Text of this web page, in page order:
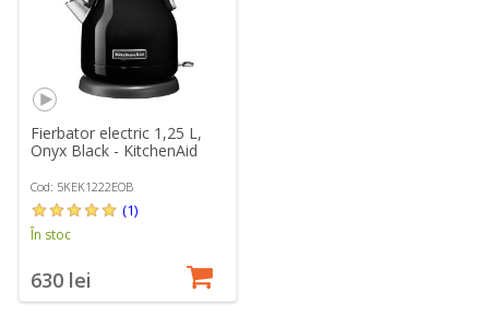
Fierbator electric 1,25 L,
Onyx Black - KitchenAid
Cod: 5KEK1222EOB
(1)
În stoc
630 lei